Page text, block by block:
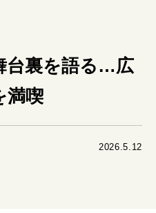
挫折からの再起
10代の挫折と原点
台裏を語る…広
満喫
2026.5.12